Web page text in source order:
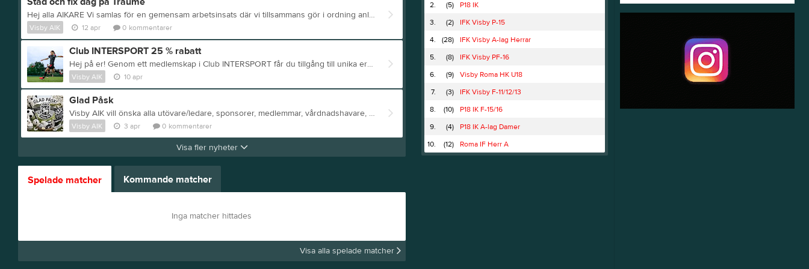
Hej alla AIKARE Vi samlas för en gemensam arbetsinsats där vi tillsammans gör i ordning anläggningen Plats: Traume IP Uppgifter som ska genomföras:
Visby AIK 12 apr 0 kommentarer
Club INTERSPORT 25 % rabatt
Hej på er! Genom ett medlemskap i Club INTERSPORT får du tillgång till unika erbjudanden samt bonus på alla dina köp. Välj din förening under ”Mina sidor” på INTERSPORT.se, då går 3% på allt du handlar hos oss tillbaka till din valda förening utan att din egna bonus påverkas! Webshop Fotbollssäsongen är här! T.o.m. den 20 april får du 25 % rabatt på all fotboll – perfekt för att fylla på med det du behöver under säsongen. Ange: FOTBOLL26 vid köp online. Visa upp streckod i butik. (Gäller på ordinarie priser och kan ej kombineras med andra rabatter. Gäller ej produkter ”exkluderade från rabatter”, föreningskläder, supporterprodukter, beställningsprodukter eller sista chansen produkter.)
Visby AIK 10 apr
Glad Påsk
Visby AIK vill önska alla utövare/ledare, sponsorer, medlemmar, vårdnadshavare, ideella funktionärer och Idrottsgotland en riktigt fin Påsk!
Visby AIK 3 apr 0 kommentarer
Visa fler nyheter
Spelade matcher Kommande matcher
Inga matcher hittades
Visa alla spelade matcher
2.
(5)
P18 IK
3.
(2)
IFK Visby P-15
4.
(28)
IFK Visby A-lag Herrar
5.
(8)
IFK Visby PF-16
6.
(9)
Visby Roma HK U18
7.
(3)
IFK Visby F-11/12/13
8.
(10)
P18 IK F-15/16
9.
(4)
P18 IK A-lag Damer
10.
(12) Roma IF Herr A